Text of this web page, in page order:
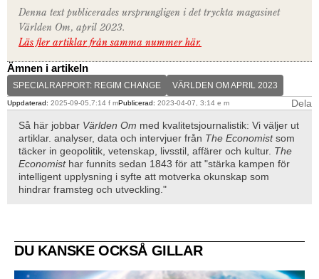
från
7 procent i USA till 21 procent i Japan. Stor­britannien
håvar in 14 procent av BNP. Engångs­vinsterna är i
samma storleksordning som de finanspolitiska
kostnaderna för pandemin – hög utdelning eftersom
statsskulderna är så stora.
Denna text publicerades ursprungligen i det tryckta magasinet
Världen Om, april 2023.
Läs fler artiklar från samma nummer här.
Ämnen i artikeln
SPECIALRAPPORT: REGIM CHANGE VÄRLDEN OM APRIL 2023
Uppdaterad: 2025-09-05,7:14 f mPublicerad: 2023-04-07, 3:14 e m
Dela
Så här jobbar Världen Om med kvalitetsjournalistik: Vi väljer ut
artiklar. analyser, data och intervjuer från The Economistsom
täcker in geopolitik, vetenskap, livsstil, affärer och kultur. The
Economisthar funnits sedan 1843 för att "stärka kampen för
intelligent upplysning i syfte att motverka okunskap som
hindrar framsteg och utveckling."
DU KANSKE OCKSÅ GILLAR